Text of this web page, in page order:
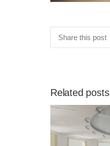
Share this post
Related posts